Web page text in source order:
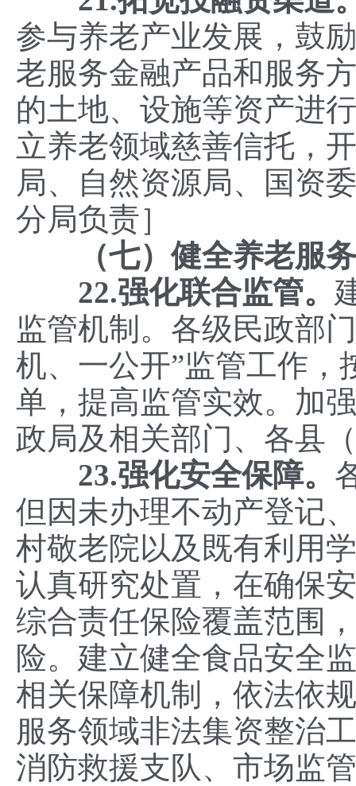
参与养老产业发展，鼓
老服务金融产品和服务
的土地、设施等资产进
立养老领域慈善信托，
局、自然资源局、国资
分局负责］
（七）健全养老服
22.强化联合监管。
监管机制。各级民政部
机、一公开”监管工作，
单，提高监管实效。加
政局及相关部门、各县
23.强化安全保障。
但因未办理不动产登记
村敬老院以及既有利用
认真研究处置，在确保
综合责任保险覆盖范围
险。建立健全食品安全
相关保障机制，依法依
服务领域非法集资整治
消防救援支队、市场监